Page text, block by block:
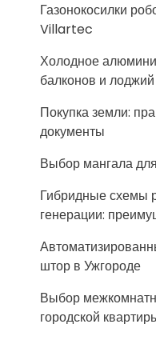
Газонокосилки
Villartec
Холодное
балконов и
Покупка земли:
документы
Выбор мангала
Гибридные схемы
генерации:
штор в Ужгороде
Выбор
городской